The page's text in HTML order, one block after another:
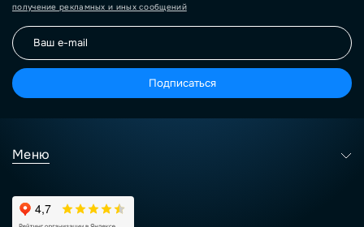
получение рекламных и иных сообщений
Подписаться
Меню